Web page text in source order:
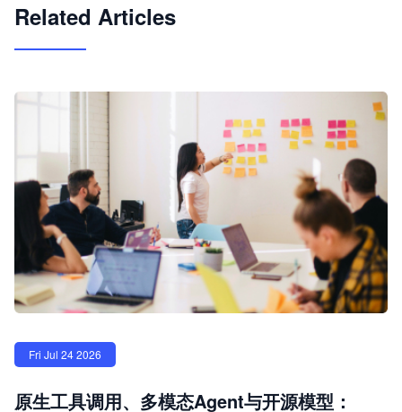
Related Articles
Fri Jul 24 2026
原生工具调用、多模态Agent与开源模型：